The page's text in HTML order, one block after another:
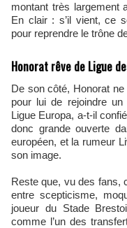
montant très largement
En clair : s’il vient, ce
pour reprendre le trône
Honorat rêve de Ligue
De son côté, Honorat ne s’en cache pas : « ce serait un rêve »
pour lui de rejoindre
Ligue Europa, a-t-il
donc grande ouverte
européen, et la rumeur
son image.
Reste que, vu des fans,
entre scepticisme,
joueur du Stade
comme l’un des